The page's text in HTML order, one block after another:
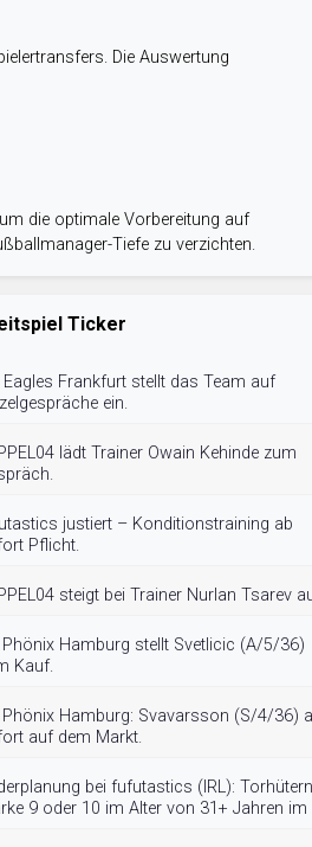
Die Auswertung
die optimale Vorbereitung auf
Tiefe zu verzichten.
Ticker
Eagles Frankfurt stellt das Team auf
ein.
lädt Trainer Owain Kehinde zum
justiert – Konditionstraining ab
Pflicht.
steigt bei Trainer Nurlan Tsarev
Phönix Hamburg stellt Svetlicic (A/5/36)
Kauf.
Phönix Hamburg: Svavarsson (S/4/36)
auf dem Markt.
bei fufutastics (IRL):
9 oder 10 im Alter von 31+ Jahren im